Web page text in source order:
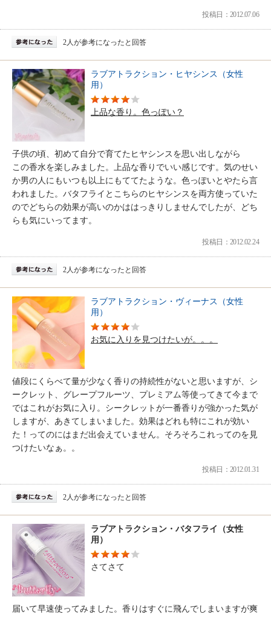
投稿日：2012.07.06
2人が参考になったと回答
ラブアトラクション・ヒヤシンス（女性
用）
上品な香り。色っぽい？
子供の頃、初めて自分で育てたヒヤシンスを思い出しながら
この香水を楽しみました。上品な香りでいい感じです。気のせい
か男の人にもいつも以上にもててたような。色っぽいとやたら言
われました。バタフライとこちらのヒヤシンスを両方使っていた
のでどちらの効果が高いのかははっきりしませんでしたが、どち
らも気にいってます。
投稿日：2012.02.24
2人が参考になったと回答
ラブアトラクション・ヴィーナス（女性
用）
お気に入りを見つけたいが。。。
値段にくらべて量が少なく香りの持続性がないと思いますが、シ
ークレット、グレープフルーツ、プレミアム等使ってきて今まで
ではこれがお気に入り。シークレットが一番香りが強かった気が
しますが、あきてしまいました。効果はどれも特にこれが効い
た！ってのにはまだ出会えていません。そろそろこれってのを見
つけたいなぁ。。
投稿日：2012.01.31
2人が参考になったと回答
ラブアトラクション・バタフライ（女性
用）
さてさて
届いて早速使ってみました。香りはすぐに飛んでしまいますが爽